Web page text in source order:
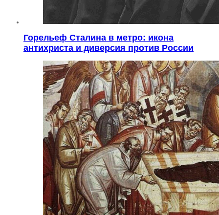
Горельеф Сталина в метро: икона
антихриста и диверсия против России